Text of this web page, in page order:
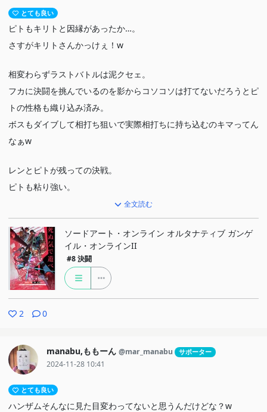
とても良い
ピトもキリトと因縁があったか…。
さすがキリトさんかっけぇ！w
相変わらずラストバトルは泥クセェ。
フカに決闘を挑んでいるのを影からコソコソは打てないだろうとピ
トの性格も織り込み済み。
ボスもダイブして相打ち狙いで実際相打ちに持ち込むのキマってん
なぁw
レンとピトが残っての決戦。
ピトも粘り強い。
ナーちゃん…良いやつだったよ…w
ボスからもらったナイフがあったのね。
からの頭突き！頭突き！頭突き！
最後はスクリューへ「死んで」と落として殺すというなんというか
まぁw
Mはピトの言葉を守って残ったものを担ぎ上げサードスクワッド・
ジャム終了！
ひよっちもともりるもピトとエルザ、レンと香蓮の声の幅がすごい
興津さんもMのときの低い声と阿僧祇のときの高めの声の幅よ。
全文読む
ソードアート・オンライン オルタナティブ ガンゲ
イル・オンラインII
#8 決闘
2 0
manabu,ももーん @mar_manabu サポーター
2024-11-28 10:41
とても良い
ハンザムそんなに見た目変わってないと思うんだけどな？w